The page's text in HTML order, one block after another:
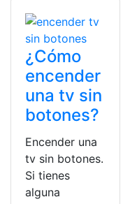
¿Cómo
encender
una tv sin
botones?
Encender una
tv sin botones.
Si tienes
alguna